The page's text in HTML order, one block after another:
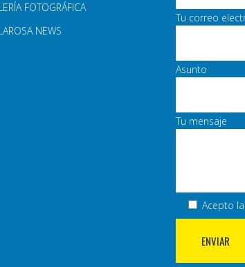
FOTOGRÁFICA
NEWS
Tu correo
Asunto
Tu mensaje
Acepto la